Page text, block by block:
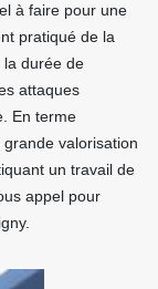
à faire pour une
pratiqué de la
la durée de
attaques
En terme
valorisation
un travail de
appel pour